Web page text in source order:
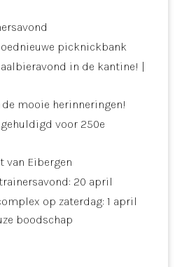
picknickbank
in de kantine! |
mooie herinneringen!
voor 250e
van Eibergen
20 april
op zaterdag: 1 april
boodschap